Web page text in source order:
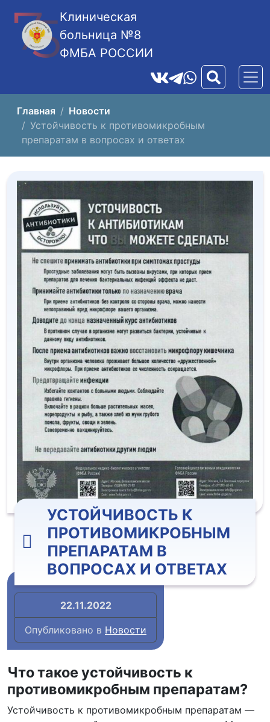
Клиническая
больница №8
ФМБА РОССИИ
Главная
Новости
Устойчивость к противомикробным
препаратам в вопросах и ответах
УСТОЙЧИВОСТЬ К
ПРОТИВОМИКРОБНЫМ
ПРЕПАРАТАМ В
ВОПРОСАХ И ОТВЕТАХ
22.11.2022
Опубликовано в Новости
Что такое устойчивость к
противомикробным препаратам?
Устойчивость к противомикробным препаратам —